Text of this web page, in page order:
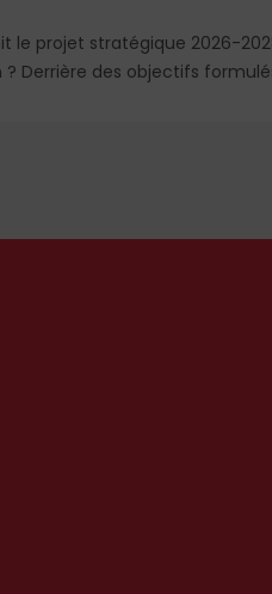
le projet stratégique 2026-
? Derrière des objectifs